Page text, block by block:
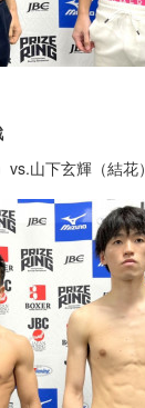
山下玄輝（結花）